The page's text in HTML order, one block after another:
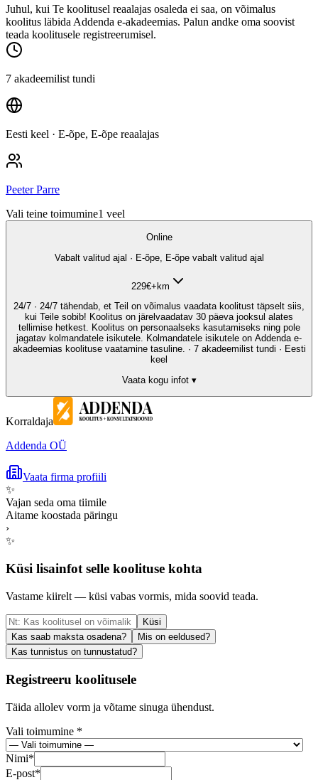
Juhul, kui Te koolitusel reaalajas osaleda ei saa, on võimalus
koolitus läbida Addenda e-akadeemias. Palun andke oma soovist
teada koolitusele registreerumisel.
7 akadeemilist tundi
Eesti keel · E-õpe, E-õpe reaalajas
Peeter Parre
Vali teine toimumine1 veel
Online
Vabalt valitud ajal · E-õpe, E-õpe vabalt valitud ajal
229€+km
24/7 · 24/7 tähendab, et Teil on võimalus vaadata koolitust täpselt siis,
kui Teile sobib! Koolitus on järelvaadatav 30 päeva jooksul alates
tellimise hetkest. Koolitus on personaalseks kasutamiseks ning pole
jagatav kolmandatele isikutele. Kolmandatele isikutele on Addenda e-
akadeemias koolituse vaatamine tasuline. · 7 akadeemilist tundi · Eesti
keel
Vaata kogu infot ▾
Korraldaja
Addenda OÜ
Vaata firma profiili
✨
Vajan seda oma tiimile
Aitame koostada päringu
›
✨
Küsi lisainfot selle koolituse kohta
Vastame kiirelt — küsi vabas vormis, mida soovid teada.
Küsi
Kas saab maksta osadena?
Mis on eeldused?
Kas tunnistus on tunnustatud?
Registreeru koolitusele
Täida allolev vorm ja võtame sinuga ühendust.
Vali toimumine *
Nimi*
E-post*